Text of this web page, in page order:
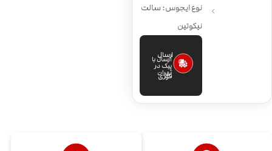
نوع ایجوس: سالت
نیکوتین
ارسال
فوری
ارسال با
پیک در
تهران